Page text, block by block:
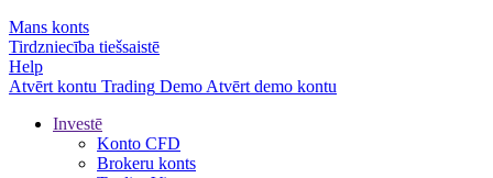
Mans konts
Tirdzniecība tiešsaistē
Help
Atvērt kontu Trading Demo Atvērt demo kontu
Investē
Konto CFD
Brokeru konts